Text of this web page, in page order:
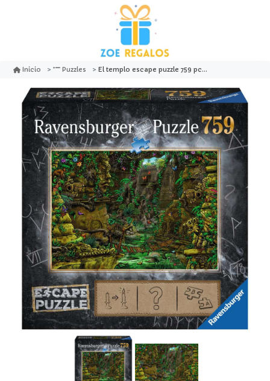
Inicio Puzzles El templo escape puzzle 759 pcs - ravensburger